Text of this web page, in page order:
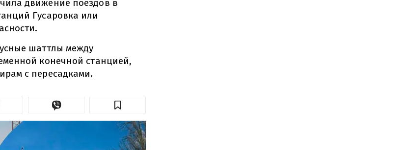
движение поездов в
Гусаровка или
шаттлы между
конечной станцией,
с пересадками.